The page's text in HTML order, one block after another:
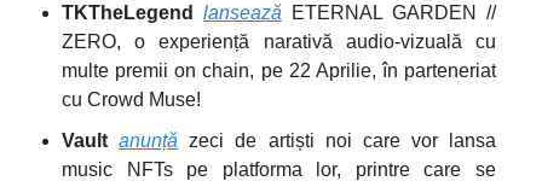
TKTheLegend lansează ETERNAL GARDEN //
ZERO, o experiență narativă audio-vizuală cu
multe premii on chain, pe 22 Aprilie, în parteneriat
cu Crowd Muse!
Vault anunță zeci de artiști noi care vor lansa
music NFTs pe platforma lor, printre care se